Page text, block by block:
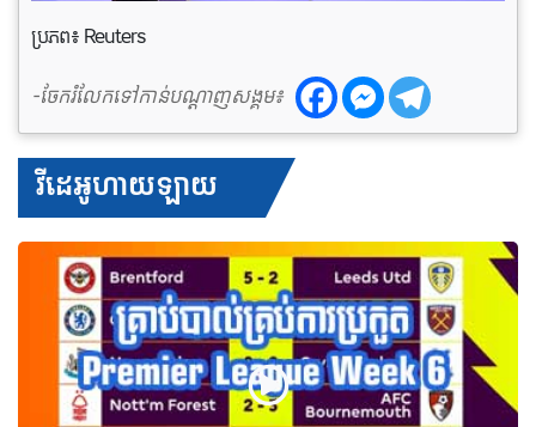
ប្រភព៖ Reuters
-ចែករំលែកទៅកាន់បណ្តាញសង្គម៖
វីដេអូហាយឡាយ